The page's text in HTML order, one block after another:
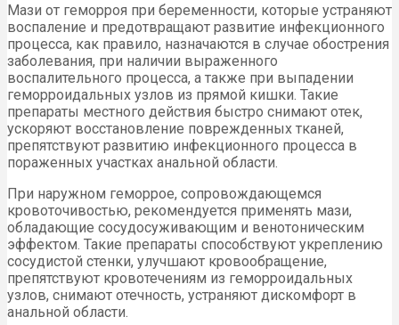
Мази от геморроя при беременности, которые устраняют
воспаление и предотвращают развитие инфекционного
процесса, как правило, назначаются в случае обострения
заболевания, при наличии выраженного
воспалительного процесса, а также при выпадении
геморроидальных узлов из прямой кишки. Такие
препараты местного действия быстро снимают отек,
ускоряют восстановление поврежденных тканей,
препятствуют развитию инфекционного процесса в
пораженных участках анальной области.
При наружном геморрое, сопровождающемся
кровоточивостью, рекомендуется применять мази,
обладающие сосудосуживающим и венотоническим
эффектом. Такие препараты способствуют укреплению
сосудистой стенки, улучшают кровообращение,
препятствуют кровотечениям из геморроидальных
узлов, снимают отечность, устраняют дискомфорт в
анальной области.